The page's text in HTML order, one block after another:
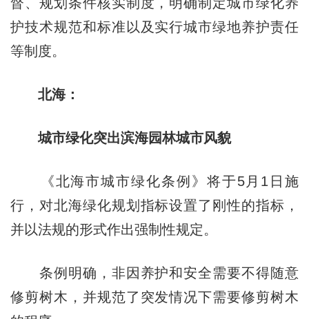
护技术规范和标准以及实行城市绿地养护责任
等制度。
北海：
城市绿化突出滨海园林城市风貌
《北海市城市绿化条例》将于5月1日施
行，对北海绿化规划指标设置了刚性的指标，
并以法规的形式作出强制性规定。
条例明确，非因养护和安全需要不得随意
修剪树木，并规范了突发情况下需要修剪树木